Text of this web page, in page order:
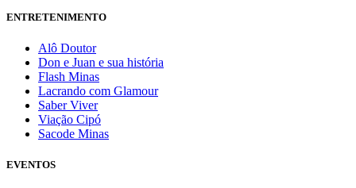
ENTRETENIMENTO
Alô Doutor
Don e Juan e sua história
Flash Minas
Lacrando com Glamour
Saber Viver
Viação Cipó
Sacode Minas
EVENTOS